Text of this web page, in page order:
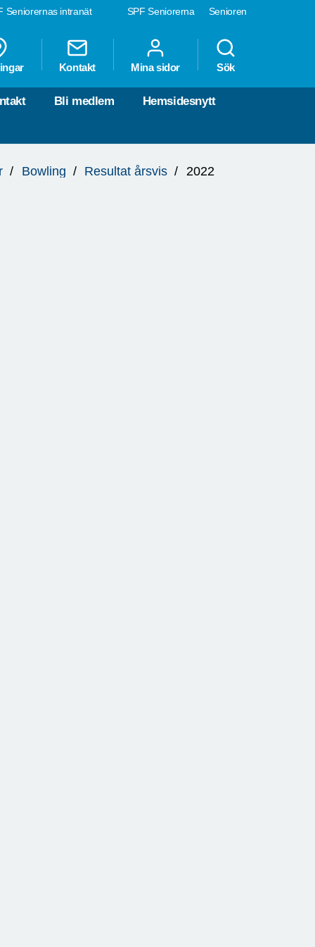
SPF Seniorerna Senioren
Seniorernas intranät
Kontakt Mina sidor Sök
Bli medlem Hemsidesnytt
Bowling Resultat årsvis 2022